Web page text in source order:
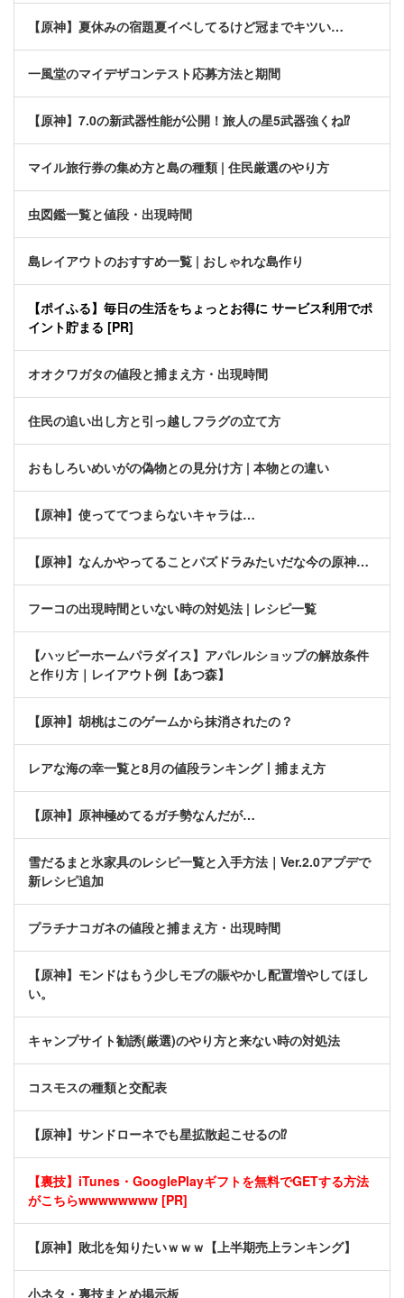
【原神】夏休みの宿題夏イベしてるけど冠までキツい…
一風堂のマイデザコンテスト応募方法と期間
【原神】7.0の新武器性能が公開！旅人の星5武器強くね⁉
マイル旅行券の集め方と島の種類 | 住民厳選のやり方
虫図鑑一覧と値段・出現時間
島レイアウトのおすすめ一覧 | おしゃれな島作り
【ポイふる】毎日の生活をちょっとお得に サービス利用でポ
イント貯まる [PR]
オオクワガタの値段と捕まえ方・出現時間
住民の追い出し方と引っ越しフラグの立て方
おもしろいめいがの偽物との見分け方 | 本物との違い
【原神】使っててつまらないキャラは…
【原神】なんかやってることパズドラみたいだな今の原神…
フーコの出現時間といない時の対処法 | レシピ一覧
【ハッピーホームパラダイス】アパレルショップの解放条件
と作り方｜レイアウト例【あつ森】
【原神】胡桃はこのゲームから抹消されたの？
レアな海の幸一覧と8月の値段ランキング丨捕まえ方
【原神】原神極めてるガチ勢なんだが…
雪だるまと氷家具のレシピ一覧と入手方法｜Ver.2.0アプデで
新レシピ追加
プラチナコガネの値段と捕まえ方・出現時間
【原神】モンドはもう少しモブの賑やかし配置増やしてほし
い。
キャンプサイト勧誘(厳選)のやり方と来ない時の対処法
コスモスの種類と交配表
【原神】サンドローネでも星拡散起こせるの⁉
【裏技】iTunes・GooglePlayギフトを無料でGETする方法
がこちらwwwwwwww [PR]
【原神】敗北を知りたいｗｗｗ【上半期売上ランキング】
小ネタ・裏技まとめ掲示板